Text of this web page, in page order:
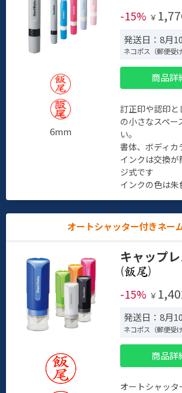
6mm
-15% ￥
発送日：8月
ネコポス（郵便受
商品詳
訂正印や認印
の小さなスペー
い。
書体、ボディカ
インクは交換
ジ式です
インクの色は朱
オートシャッター付きネー
キャップ
(
)
-15% ￥
発送日：8月
ネコポス（郵便受
商品詳
オートシャッ